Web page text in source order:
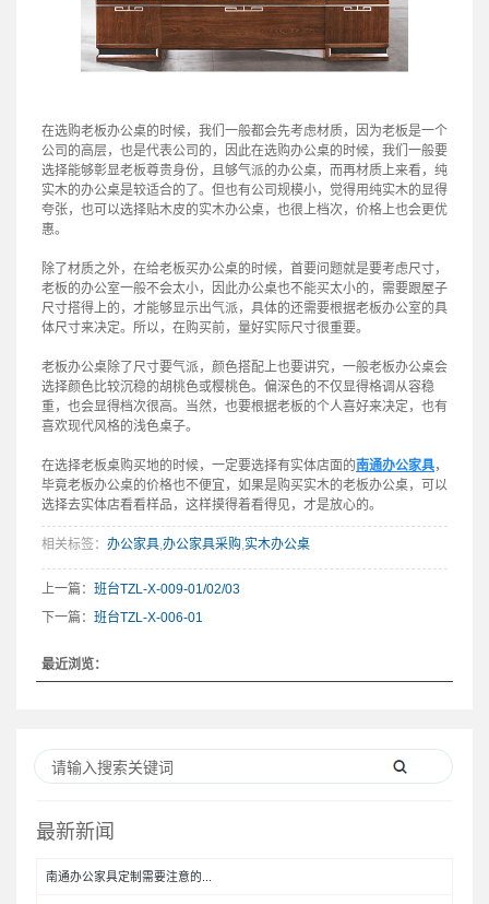
在选购老板办公桌的时候，我们一般都会先考虑材质，因为老板是一个
公司的高层，也是代表公司的，因此在选购办公桌的时候，我们一般要
选择能够彰显老板尊贵身份，且够气派的办公桌，而再材质上来看，纯
实木的办公桌是较适合的了。但也有公司规模小，觉得用纯实木的显得
夸张，也可以选择贴木皮的实木办公桌，也很上档次，价格上也会更优
惠。
除了材质之外，在给老板买办公桌的时候，首要问题就是要考虑尺寸，
老板的办公室一般不会太小，因此办公桌也不能买太小的，需要跟屋子
尺寸搭得上的，才能够显示出气派，具体的还需要根据老板办公室的具
体尺寸来决定。所以，在购买前，量好实际尺寸很重要。
老板办公桌除了尺寸要气派，颜色搭配上也要讲究，一般老板办公桌会
选择颜色比较沉稳的胡桃色或樱桃色。偏深色的不仅显得格调从容稳
重，也会显得档次很高。当然，也要根据老板的个人喜好来决定，也有
喜欢现代风格的浅色桌子。
在选择老板桌购买地的时候，一定要选择有实体店面的南通办公家具，
毕竟老板办公桌的价格也不便宜，如果是购买实木的老板办公桌，可以
选择去实体店看看样品，这样摸得着看得见，才是放心的。
相关标签： 办公家具,办公家具采购,实木办公桌
上一篇： 班台TZL-X-009-01/02/03
下一篇： 班台TZL-X-006-01
最近浏览：
最新新闻
南通办公家具定制需要注意的...